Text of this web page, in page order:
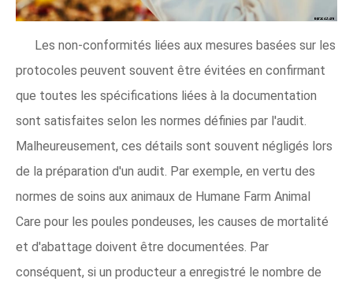
Les non-conformités liées aux mesures basées sur les
protocoles peuvent souvent être évitées en confirmant
que toutes les spécifications liées à la documentation
sont satisfaites selon les normes définies par l'audit.
Malheureusement, ces détails sont souvent négligés lors
de la préparation d'un audit. Par exemple, en vertu des
normes de soins aux animaux de Humane Farm Animal
Care pour les poules pondeuses, les causes de mortalité
et d'abattage doivent être documentées. Par
conséquent, si un producteur a enregistré le nombre de